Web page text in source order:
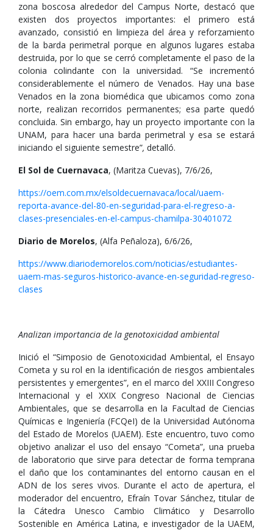
zona boscosa alrededor del Campus Norte, destacó que
existen dos proyectos importantes: el primero está
avanzado, consistió en limpieza del área y reforzamiento
de la barda perimetral porque en algunos lugares estaba
destruida, por lo que se cerró completamente el paso de la
colonia colindante con la universidad. “Se incrementó
considerablemente el número de Venados. Hay una base
Venados en la zona biomédica que ubicamos como zona
norte, realizan recorridos permanentes; esa parte quedó
concluida. Sin embargo, hay un proyecto importante con la
UNAM, para hacer una barda perimetral y esa se estará
iniciando el siguiente semestre”, detalló.
El Sol de Cuernavaca, (Maritza Cuevas), 7/6/26,
https://oem.com.mx/elsoldecuernavaca/local/uaem-
reporta-avance-del-80-en-seguridad-para-el-regreso-a-
clases-presenciales-en-el-campus-chamilpa-30401072
Diario de Morelos, (Alfa Peñaloza), 6/6/26,
https://www.diariodemorelos.com/noticias/estudiantes-
uaem-mas-seguros-historico-avance-en-seguridad-regreso-
clases
Analizan importancia de la genotoxicidad ambiental
Inició el “Simposio de Genotoxicidad Ambiental, el Ensayo
Cometa y su rol en la identificación de riesgos ambientales
persistentes y emergentes”, en el marco del XXIII Congreso
Internacional y el XXIX Congreso Nacional de Ciencias
Ambientales, que se desarrolla en la Facultad de Ciencias
Químicas e Ingeniería (FCQeI) de la Universidad Autónoma
del Estado de Morelos (UAEM). Este encuentro, tuvo como
objetivo analizar el uso del ensayo “Cometa”, una prueba
de laboratorio que sirve para detectar de forma temprana
el daño que los contaminantes del entorno causan en el
ADN de los seres vivos. Durante el acto de apertura, el
moderador del encuentro, Efraín Tovar Sánchez, titular de
la Cátedra Unesco Cambio Climático y Desarrollo
Sostenible en América Latina, e investigador de la UAEM,